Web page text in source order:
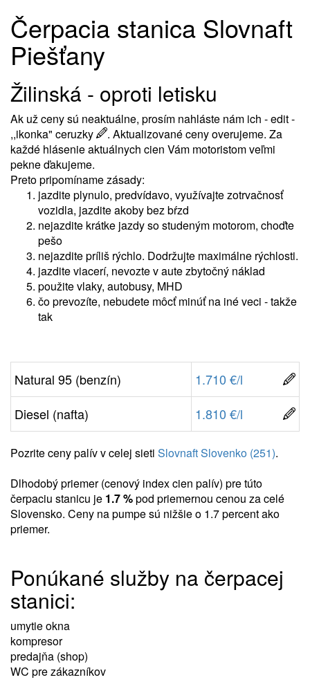
Čerpacia stanica Slovnaft
Piešťany
Žilinská - oproti letisku
Ak už ceny sú neaktuálne, prosím nahláste nám ich - edit -
,,ikonka" ceruzky
. Aktualizované ceny overujeme. Za
každé hlásenie aktuálnych cien Vám motoristom veľmi
pekne ďakujeme.
Preto pripomíname zásady:
jazdite plynulo, predvídavo, využívajte zotrvačnosť
vozidla, jazdite akoby bez bŕzd
nejazdite krátke jazdy so studeným motorom, choďte
pešo
nejazdite príliš rýchlo. Dodržujte maximálne rýchlosti.
jazdite viacerí, nevozte v aute zbytočný náklad
použite vlaky, autobusy, MHD
čo prevozíte, nebudete môcť minúť na iné veci - takže
tak
Natural 95 (benzín)
1.710 €/l
Diesel (nafta)
1.810 €/l
Pozrite ceny palív v celej sieti Slovnaft Slovenko (251).
Dlhodobý priemer (cenový index cien palív) pre túto
čerpaciu stanicu je 1.7 %pod priemernou cenou za celé
Slovensko. Ceny na pumpe sú nižšie o 1.7 percent ako
priemer.
Ponúkané služby na čerpacej
stanici:
umytie okna
kompresor
predajňa (shop)
WC pre zákazníkov